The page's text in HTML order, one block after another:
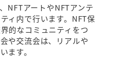
NFTアートやNFTアンテ
ィ内で行います。NFT保
的なコミュニティをつ
や交流会は、リアルや
ます。